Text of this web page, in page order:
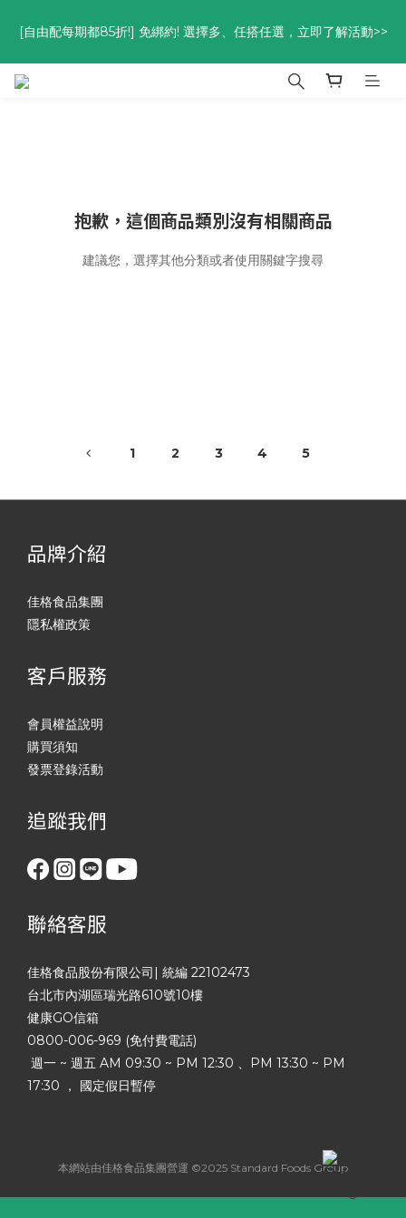
折
[自由配每期都85折!] 免綁約! 選擇多、任搭任選，立即了解活動>>
優惠碼<go300> $3,000折$300  優惠碼<go88> $5,000享88
抱歉，這個商品類別沒有相關商品
建議您，選擇其他分類或者使用關鍵字搜尋
1 2 3 4 5
品牌介紹
佳格食品集團
隱私權政策
客戶服務
會員權益說明
購買須知
發票登錄活動
追蹤我們
聯絡客服
佳格食品股份有限公司| 統編 22102473
台北市內湖區瑞光路610號10樓
健康GO信箱
0800-006-969 (免付費電話)
週一 ~ 週五 AM 09:30 ~ PM 12:30 、PM 13:30 ~ PM
17:30 ， 國定假日暫停
本網站由佳格食品集團營運 ©2025 Standard Foods Group